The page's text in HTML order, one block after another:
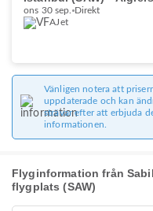
ons 30 sep. Direkt
AJet
Vänligen notera att
uppdaterade och kan
strävar efter att erbjuda
informationen.
Flyginformation från
flygplats (SAW)